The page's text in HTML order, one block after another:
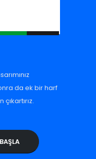
da ek bir harf